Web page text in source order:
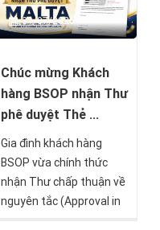
bền vững mà BSOP sẽ
chính thức mở bán trong
31/07/2026
Chúc mừng Khách
hàng BSOP nhận Thư
phê duyệt Thẻ ...
Gia đình khách hàng
BSOP vừa chính thức
nhận Thư chấp thuận về
nguyên tắc (Approval in